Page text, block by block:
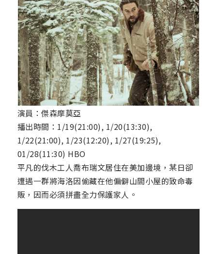
演員：傑森摩莫亞
播出時間：1/19(21:00), 1/20(13:30),
1/22(21:00), 1/23(12:20), 1/27(19:25),
01/28(11:30) HBO
平凡的伐木工人喬布瑞文居住在美加邊境，某日卻
遭遇一群將海洛因偷藏在他偏僻山間小屋的致命毒
販，因而必須拼盡全力保護家人。